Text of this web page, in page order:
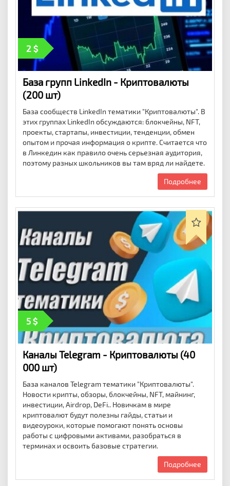
2
База групп LinkedIn - Криптовалюты
(200 шт)
База сообществ LinkedIn тематики "Криптовалюты". В
этих группах LinkedIn обсуждаются: блокчейны, NFT,
проекты, стартапы, инвестиции, тенденции, обмен
опытом и прочая информация о крипте. Считается что
в Линкедин как правило очень серьезная аудитория,
поэтому разных школьников вы там вряд ли найдете.
Подробнее
5
Каналы Telegram - Криптовалюты (40
000 шт)
База каналов Telegram тематики "Криптовалюты".
Новости крипты, обзоры, блокчейны, NFT, майнинг,
инвестиции, Airdrop, DeFi.. Новичкам в мире
криптовалют будут полезны гайды, статьи и
видеоуроки, которые помогают понять основы
работы с цифровыми активами, разобраться в
терминах и освоить базовые стратегии.
Подробнее